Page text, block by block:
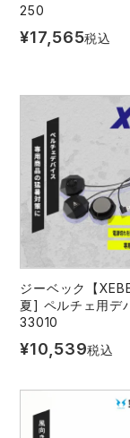
250
¥17,565税込
ジーベック【
夏] ペルチェ用デ
33010
¥10,539税込